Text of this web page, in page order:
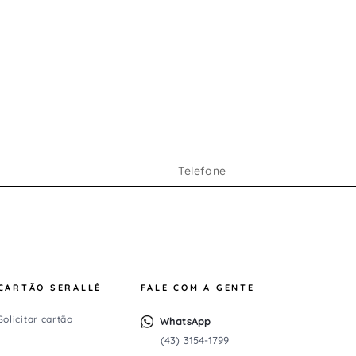
SERALLÊ
cartão
FALE COM A GENTE
WhatsApp
(43) 3154-1799